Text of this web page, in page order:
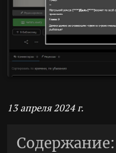
13 апреля 2024 г.
Содержание: